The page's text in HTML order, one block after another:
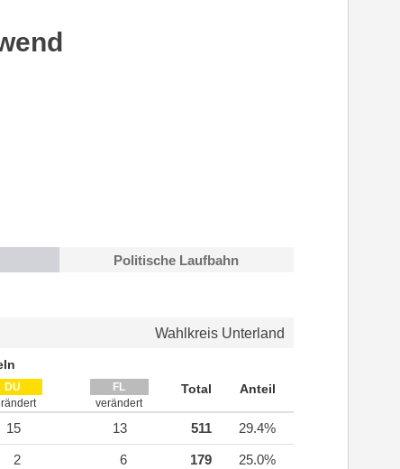
Politische Laufbahn
Wahlkreis Unterland
DU
FL
verändert
Total Anteil
15 13 511 29.4%
2 6 179
25.0%